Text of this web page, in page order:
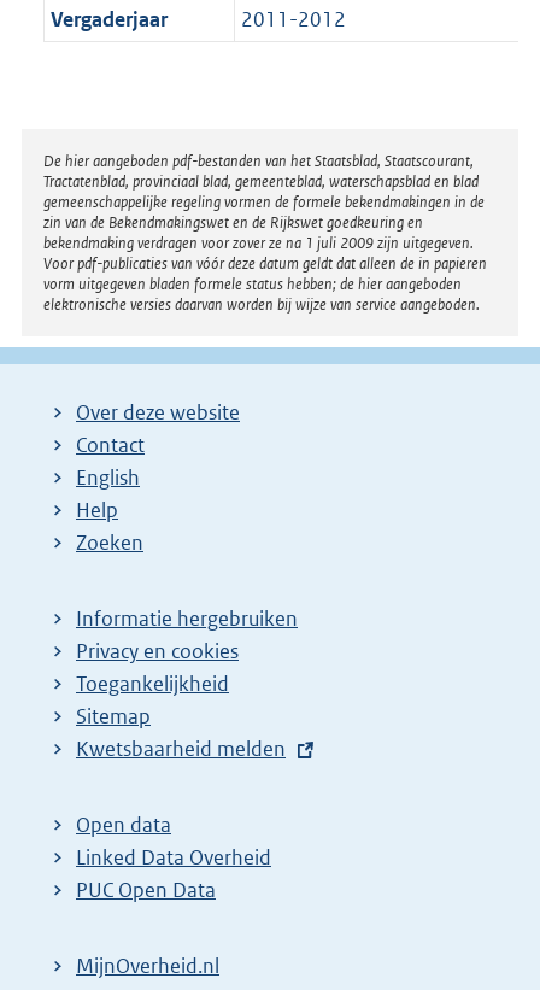
Vergaderjaar
2011-2012
Disclaimer
De hier aangeboden pdf-bestanden van het Staatsblad, Staatscourant,
Tractatenblad, provinciaal blad, gemeenteblad, waterschapsblad en blad
gemeenschappelijke regeling vormen de formele bekendmakingen in de
zin van de Bekendmakingswet en de Rijkswet goedkeuring en
bekendmaking verdragen voor zover ze na 1 juli 2009 zijn uitgegeven.
Voor pdf-publicaties van vóór deze datum geldt dat alleen de in papieren
vorm uitgegeven bladen formele status hebben; de hier aangeboden
elektronische versies daarvan worden bij wijze van service aangeboden.
Over deze website
Contact
English
Help
Zoeken
Informatie hergebruiken
Privacy en cookies
Toegankelijkheid
Sitemap
E
t
e
r
l
Kwetsbaarheid melden
Open data
Linked Data Overheid
PUC Open Data
MijnOverheid.nl